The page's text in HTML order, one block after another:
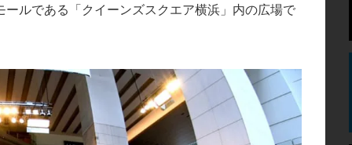
ルである「クイーンズスクエア横浜」内の広場で